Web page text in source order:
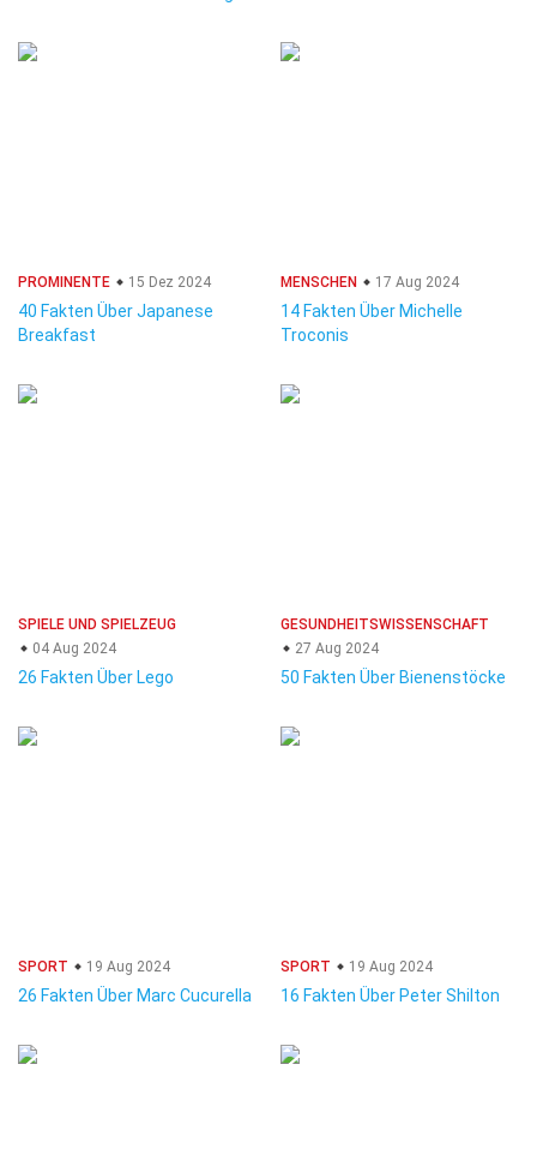
PROMINENTE 15 Dez 2024
40 Fakten Über Japanese
Breakfast
MENSCHEN 17 Aug 2024
14 Fakten Über Michelle
Troconis
SPIELE UND SPIELZEUG
04 Aug 2024
26 Fakten Über Lego
GESUNDHEITSWISSENSCHAFT
27 Aug 2024
50 Fakten Über Bienenstöcke
SPORT 19 Aug 2024
26 Fakten Über Marc Cucurella
SPORT 19 Aug 2024
16 Fakten Über Peter Shilton